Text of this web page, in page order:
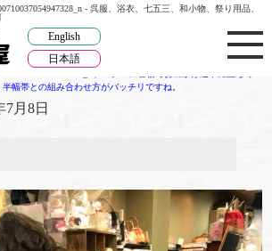
- 呉服、浴衣、七五三、和小物、祭り用品、
English
日本語
幅帯との組み合わせ方がバッチリですね。
7月8日